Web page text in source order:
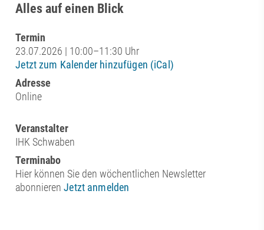
Alles auf einen Blick
Termin
23.07.2026 | 10:00–11:30 Uhr
Jetzt zum Kalender hinzufügen (iCal)
Adresse
Online
Veranstalter
IHK Schwaben
Terminabo
Hier können Sie den wöchentlichen Newsletter
abonnierenJetzt anmelden